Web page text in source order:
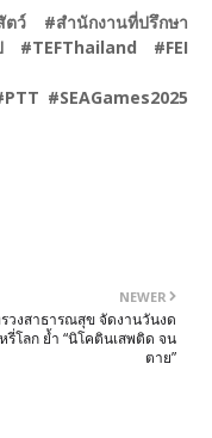
ตว์ #สำนักงานที่ปรึกษา
ป #TEFThailand #FEI
#SEAGames2025
NEWER
วงสาธารณสุข จัดงานวันงด
รี่โลก ย้ำ “นิโคตินเสพติด จน
ตาย”